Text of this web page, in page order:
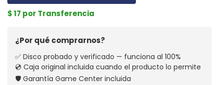
$ 17 por Transferencia
¿Por qué comprarnos?
✅ Disco probado y verificado — funciona al 100%
💿 Caja original incluida cuando el producto lo permite
🛡️ Garantía Game Center incluida